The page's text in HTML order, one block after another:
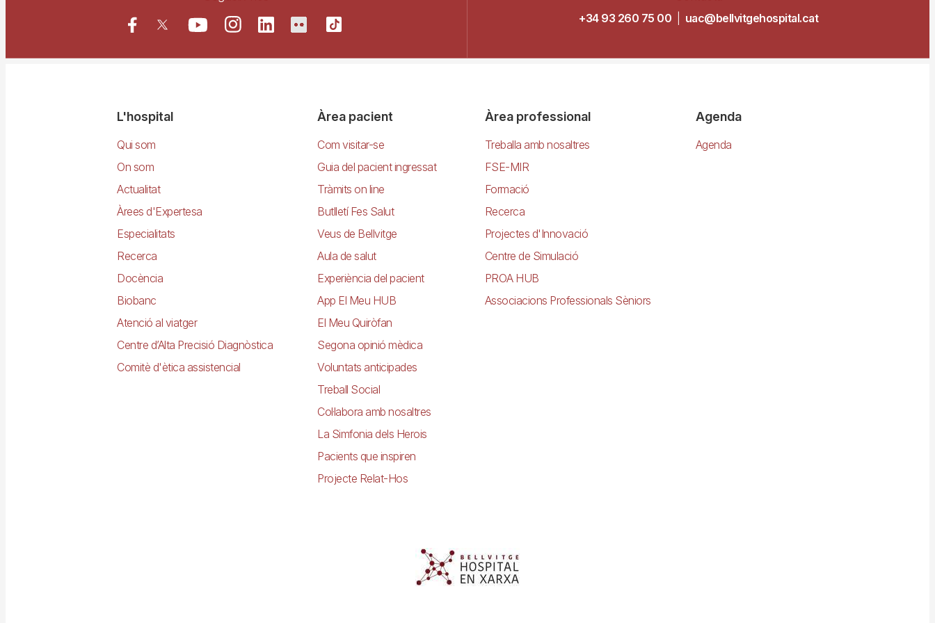
+34 93 260 75 00 uac@bellvitgehospital.cat
NavegacióL'hospital
Qui som
On som
Actualitat
Àrees d'Expertesa
Especialitats
Recerca
Docència
Biobanc
Atenció al viatger
Centre d’Alta Precisió Diagnòstica
Comitè d'ètica assistencial
Àrea pacient
Com visitar-se
Guia del pacient ingressat
Tràmits on line
Butlletí Fes Salut
Veus de Bellvitge
Aula de salut
Experiència del pacient
App El Meu HUB
El Meu Quiròfan
Segona opinió mèdica
Voluntats anticipades
Treball Social
Col·labora amb nosaltres
La Simfonia dels Herois
Pacients que inspiren
Projecte Relat-Hos
Àrea professional
Treballa amb nosaltres
FSE-MIR
Formació
Recerca
Projectes d'Innovació
Centre de Simulació
PROA HUB
Associacions Professionals Sèniors
Agenda
Agenda